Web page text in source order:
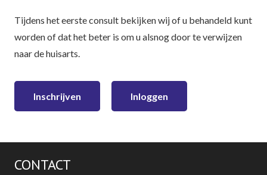
Tijdens het eerste consult bekijken wij of u behandeld kunt
worden of dat het beter is om u alsnog door te verwijzen
naar de huisarts.
Inschrijven Inloggen
CONTACT